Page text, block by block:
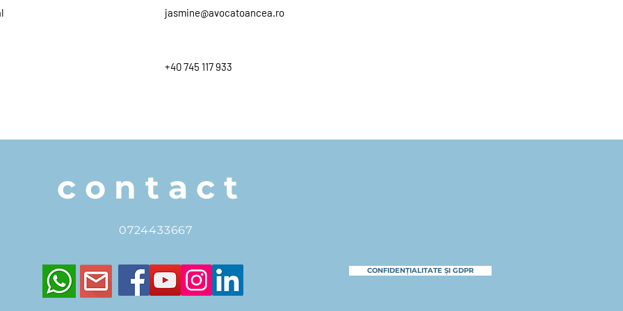
jasmine@avocatoancea.ro
+40 745 117 933
contact
0724433667
CONFIDENȚIALITATE ȘI GDPR